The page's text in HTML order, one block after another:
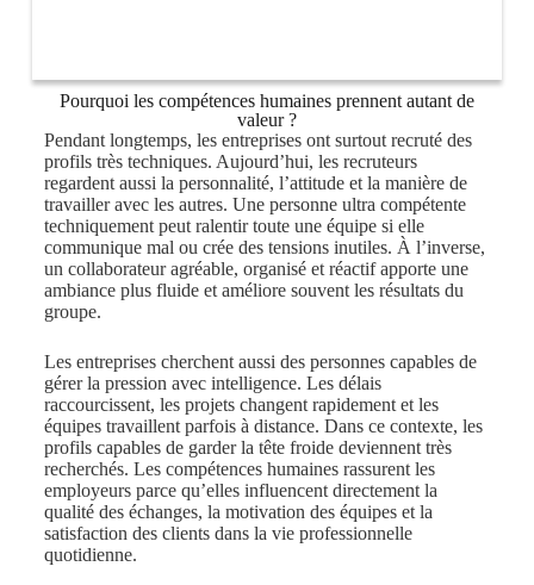
Pourquoi les compétences humaines prennent autant de
valeur ?
Pendant longtemps, les entreprises ont surtout recruté des
profils très techniques. Aujourd’hui, les recruteurs
regardent aussi la personnalité, l’attitude et la manière de
travailler avec les autres. Une personne ultra compétente
techniquement peut ralentir toute une équipe si elle
communique mal ou crée des tensions inutiles. À l’inverse,
un collaborateur agréable, organisé et réactif apporte une
ambiance plus fluide et améliore souvent les résultats du
groupe.
Les entreprises cherchent aussi des personnes capables de
gérer la pression avec intelligence. Les délais
raccourcissent, les projets changent rapidement et les
équipes travaillent parfois à distance. Dans ce contexte, les
profils capables de garder la tête froide deviennent très
recherchés. Les compétences humaines rassurent les
employeurs parce qu’elles influencent directement la
qualité des échanges, la motivation des équipes et la
satisfaction des clients dans la vie professionnelle
quotidienne.